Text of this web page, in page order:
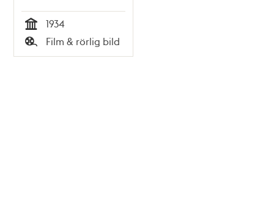
Tid
1934
Typ
Film & rörlig bild